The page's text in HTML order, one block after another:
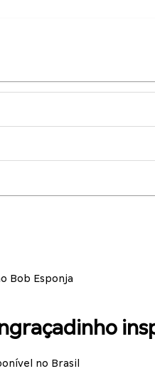
Bob Esponja
no Brasil